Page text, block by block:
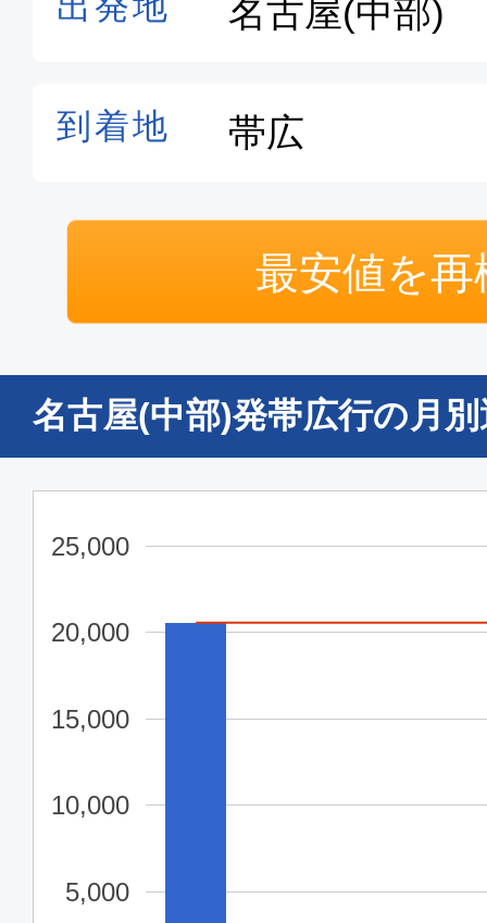
最安値を再
名古屋(中部)発帯広行の月
5,000
10,000
15,000
20,000
25,000